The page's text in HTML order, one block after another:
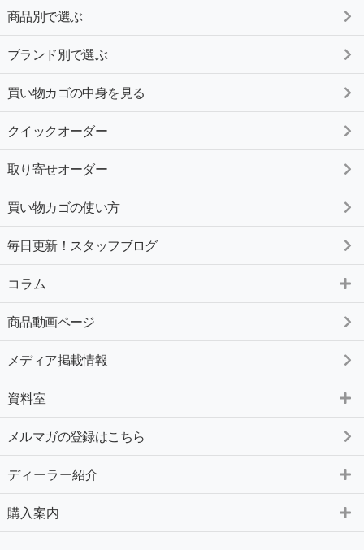
商品別で選ぶ
ブランド別で選ぶ
買い物カゴの中身を見る
クイックオーダー
取り寄せオーダー
買い物カゴの使い方
毎日更新！スタッフブログ
コラム
商品動画ページ
メディア掲載情報
資料室
メルマガの登録はこちら
ディーラー紹介
購入案内